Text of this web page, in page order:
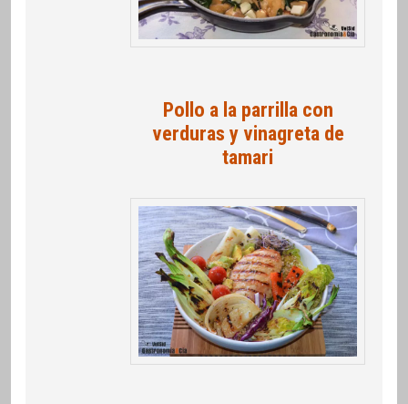
Pollo a la parrilla con
verduras y vinagreta de
tamari